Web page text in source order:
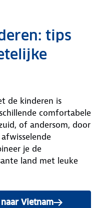
tips
de kinderen is
comfortabele
of andersom, door
je de
land met leuke
Vietnam